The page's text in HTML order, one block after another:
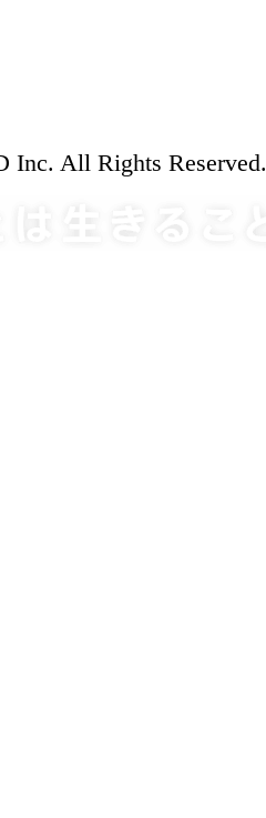
Inc. All Rights Reserved.